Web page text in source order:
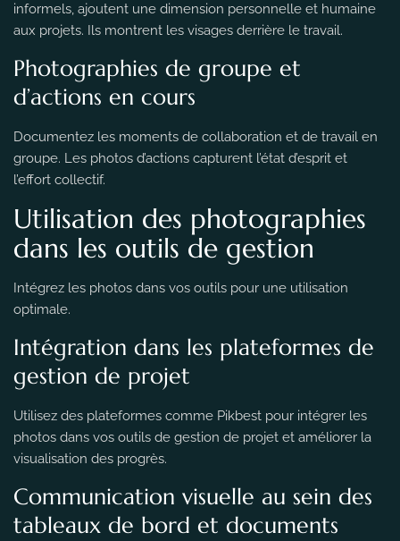
informels, ajoutent une dimension personnelle et humaine
aux projets. Ils montrent les visages derrière le travail.
Photographies de groupe et
d’actions en cours
Documentez les moments de collaboration et de travail en
groupe. Les photos d’actions capturent l’état d’esprit et
l’effort collectif.
Utilisation des photographies
dans les outils de gestion
Intégrez les photos dans vos outils pour une utilisation
optimale.
Intégration dans les plateformes de
gestion de projet
Utilisez des plateformes comme Pikbest pour intégrer les
photos dans vos outils de gestion de projet et améliorer la
visualisation des progrès.
Communication visuelle au sein des
tableaux de bord et documents